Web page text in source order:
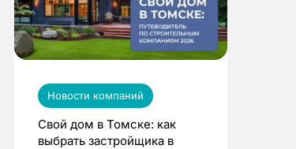
Новости компаний
Свой дом в Томске: как
выбрать застройщика в